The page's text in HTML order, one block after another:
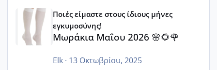
Μωράκια Μαΐου 2026 🌸🌻🌹
Ποιές είμαστε στους ίδιους μήνες
εγκυμοσύνης!
Μωράκια Μαΐου 2026 🌸🌻🌹
Elk· 13 Οκτωβρίου, 2025